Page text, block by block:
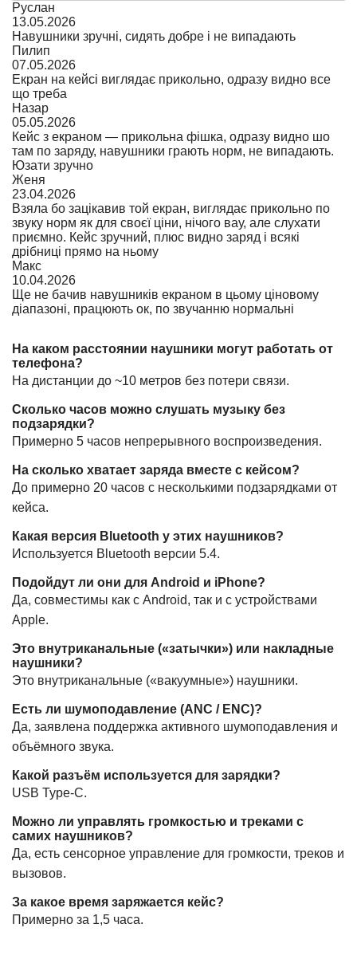
Руслан
13.05.2026
Навушники зручні, сидять добре і не випадають
Пилип
07.05.2026
Екран на кейсі виглядає прикольно, одразу видно все
що треба
Назар
05.05.2026
Кейс з екраном — прикольна фішка, одразу видно шо
там по заряду, навушники грають норм, не випадають.
Юзати зручно
Женя
23.04.2026
Взяла бо зацікавив той екран, виглядає прикольно по
звуку норм як для своєї ціни, нічого вау, але слухати
приємно. Кейс зручний, плюс видно заряд і всякі
дрібниці прямо на ньому
Макс
10.04.2026
Ще не бачив навушників екраном в цьому ціновому
діапазоні, працюють ок, по звучанню нормальні
На каком расстоянии наушники могут работать от
телефона?
На дистанции до ~10 метров без потери связи.
Сколько часов можно слушать музыку без
подзарядки?
Примерно 5 часов непрерывного воспроизведения.
На сколько хватает заряда вместе с кейсом?
До примерно 20 часов с несколькими подзарядками от
кейса.
Какая версия Bluetooth у этих наушников?
Используется Bluetooth версии 5.4.
Подойдут ли они для Android и iPhone?
Да, совместимы как с Android, так и с устройствами
Apple.
Это внутриканальные («затычки») или накладные
наушники?
Это внутриканальные («вакуумные») наушники.
Есть ли шумоподавление (ANC / ENC)?
Да, заявлена поддержка активного шумоподавления и
объёмного звука.
Какой разъём используется для зарядки?
USB Type-C.
Можно ли управлять громкостью и треками с
самих наушников?
Да, есть сенсорное управление для громкости, треков и
вызовов.
За какое время заряжается кейс?
Примерно за 1,5 часа.